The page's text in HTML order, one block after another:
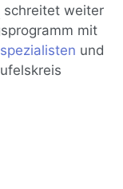
schreitet weiter
mit
und
Gehen oder